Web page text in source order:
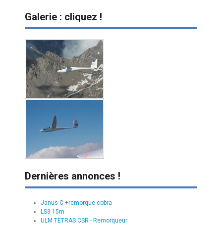
Galerie : cliquez !
Dernières annonces !
Janus C +remorque cobra
LS3 15m
ULM TETRAS CSR - Remorqueur